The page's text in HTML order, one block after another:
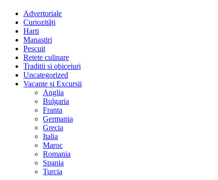
Advertoriale
Curiozități
Harti
Manastiri
Pescuit
Retete culinare
Traditii si obiceiuri
Uncategorized
Vacante si Excursii
Anglia
Bulgaria
Franta
Germania
Grecia
Italia
Maroc
Romania
Spania
Turcia